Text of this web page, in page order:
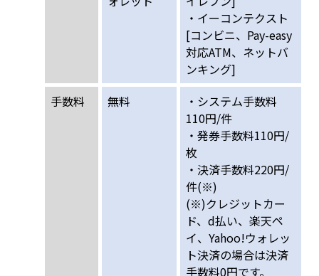
・イーコンテクスト
[コンビニ、Pay-easy
対応ATM、ネットバ
ンキング]
手数料
無料
・システム手数料
110円/件
・発券手数料110円/
枚
・決済手数料220円/
件(※)
(※)クレジットカー
ド、d払い、楽天ペ
イ、Yahoo!ウォレッ
ト決済の場合は決済
手数料0円です。